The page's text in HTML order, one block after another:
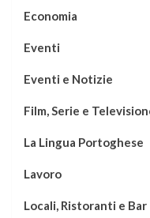
Economia
Eventi
Eventi e Notizie
Film, Serie e
La Lingua Portoghese
Lavoro
Locali, Ristoranti e Bar